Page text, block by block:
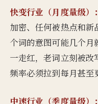
快变行业（月度量级）：
加密、任何被热点和新
个词的意图可能几个月
一走红，老词立刻被改
频率必须拉到每月甚至
中速行业（季度量级）：